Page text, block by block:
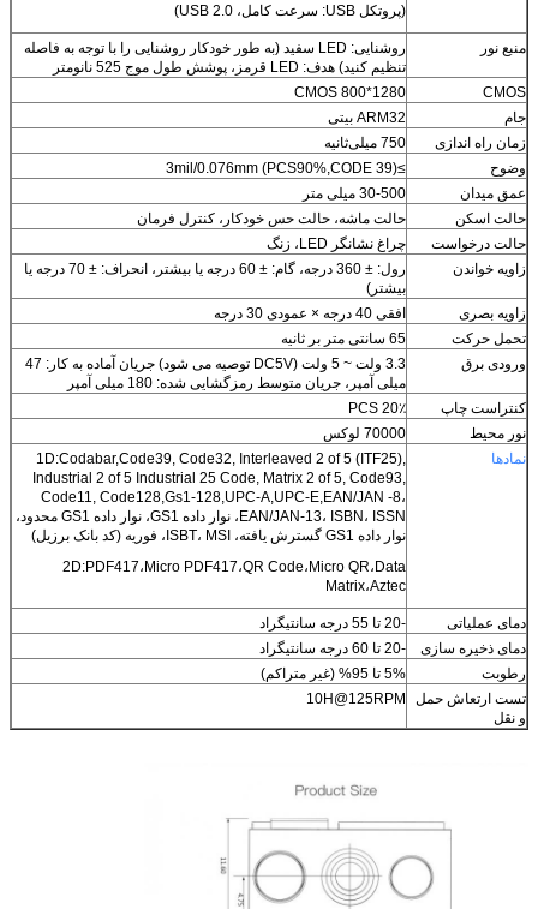
(پروتکل USB: سرعت کامل، USB 2.0)
منبع نور
روشنایی: LED سفید (به طور خودکار روشنایی را با توجه به فاصله
تنظیم کنید) هدف: LED قرمز، پوشش طول موج 525 نانومتر
CMOS
1280*800 CMOS
جام
ARM32 بیتی
زمان راه اندازی
750 میلی‌ثانیه
وضوح
≥3mil/0.076mm (PCS90%,CODE 39)
عمق میدان
30-500 میلی متر
حالت اسکن
حالت ماشه، حالت حس خودکار، کنترل فرمان
حالت درخواست
چراغ نشانگر LED، زنگ
زاویه خواندن
رول: ± 360 درجه، گام: ± 60 درجه یا بیشتر، انحراف: ± 70 درجه یا
بیشتر)
زاویه بصری
افقی 40 درجه × عمودی 30 درجه
تحمل حرکت
65 سانتی متر بر ثانیه
ورودی برق
3.3 ولت ~ 5 ولت (DC5V توصیه می شود) جریان آماده به کار: 47
میلی آمپر، جریان متوسط ​​رمزگشایی شده: 180 میلی آمپر
کنتراست چاپ
20٪ PCS
نور محیط
70000 لوکس
نمادها
1D:Codabar,Code39, Code32, Interleaved 2 of 5 (ITF25),
Industrial 2 of 5 Industrial 25 Code, Matrix 2 of 5, Code93,
Code11, Code128,Gs1-128,UPC-A,UPC-E,EAN/JAN -8،
EAN/JAN-13، ISBN، ISSN، نوار داده GS1، نوار داده GS1 محدود،
نوار داده GS1 گسترش یافته، ISBT، MSI، فوریه (کد بانک برزیل)
2D:PDF417،Micro PDF417،QR Code،Micro QR،Data
Matrix،Aztec
دمای عملیاتی
-20 تا 55 درجه سانتیگراد
دمای ذخیره سازی
-20 تا 60 درجه سانتیگراد
رطوبت
5% تا 95% (غیر متراکم)
تست ارتعاش حمل
و نقل
10H@125RPM